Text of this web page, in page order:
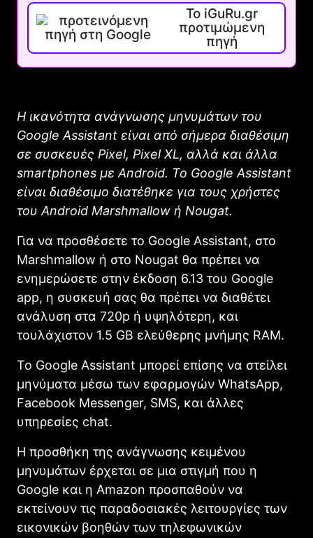
Το iGuRu.gr
προτιμώμενη
πηγή
Η ικανότητα ανάγνωσης μηνυμάτων του
Google Assistant είναι από σήμερα διαθέσιμη
σε συσκευές Pixel, Pixel XL, αλλά και άλλα
smartphones με Android. Το Google Assistant
είναι διαθέσιμο διατέθηκε για τους χρήστες
του Android Marshmallow ή Nougat.
Για να προσθέσετε το Goοgle Assistant, στο
Marshmallow ή στο Nougat θα πρέπει να
ενημερώσετε στην έκδοση 6.13 του Google
app, η συσκευή σας θα πρέπει να διαθέτει
ανάλυση στα 720p ή υψηλότερη, και
τουλάχιστον 1.5 GB ελεύθερης μνήμης RAM.
Το Google Assistant μπορεί επίσης να στείλει
μηνύματα μέσω των εφαρμογών WhatsApp,
Facebook Messenger, SMS, και άλλες
υπηρεσίες chat.
Η προσθήκη της ανάγνωσης κειμένου
μηνυμάτων έρχεται σε μια στιγμή που η
Google και η Amazon προσπαθούν να
εκτείνουν τις παραδοσιακές λειτουργίες των
εικονικών βοηθών των τηλεφωνικών